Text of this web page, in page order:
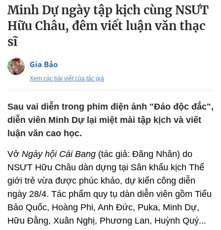
Minh Dự ngày tập kịch cùng NSƯT
Hữu Châu, đêm viết luận văn thạc
sĩ
Gia Bảo
Xem các bài viết của tác giả
Sau vai diễn trong phim điện ảnh "Đảo độc đắc",
diễn viên Minh Dự lại miệt mài tập kịch và viết
luận văn cao học.
Vở Ngày hội Cái Bang (tác giả: Đăng Nhân) do
NSƯT Hữu Châu dàn dựng tại Sân khấu kịch Thế
giới trẻ vừa được phúc khảo, dự kiến công diễn
ngày 28/4. Tác phẩm quy tụ dàn diễn viên gồm Tiểu
Bảo Quốc, Hoàng Phi, Anh Đức, Puka, Minh Dự,
Hữu Đằng, Xuân Nghị, Phương Lan, Huỳnh Quý...